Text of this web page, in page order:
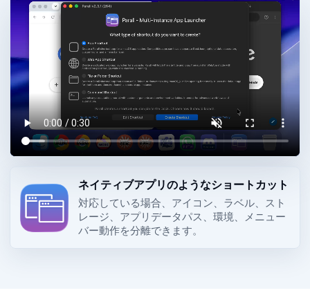
ネイティブアプリのようなショートカット
対応している場合、Dock アイコン、ラベル、Web スト
レージ、アプリデータパス、環境、メニュー
バー動作を分離できます。